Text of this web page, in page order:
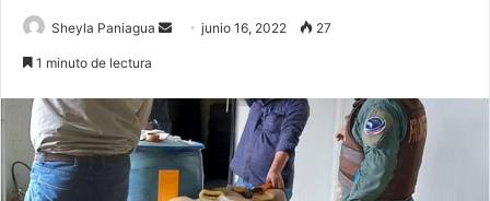
Sheyla Paniagua
Sendjunio 16, 2022 27
1 minuto de lectura